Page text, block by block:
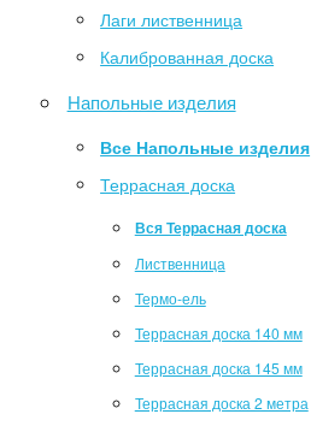
Лаги лиственница
Калиброванная доска
Напольные изделия
Все Напольные изделия
Террасная доска
Вся Террасная доска
Лиственница
Термо-ель
Террасная доска 140 мм
Террасная доска 145 мм
Террасная доска 2 метра